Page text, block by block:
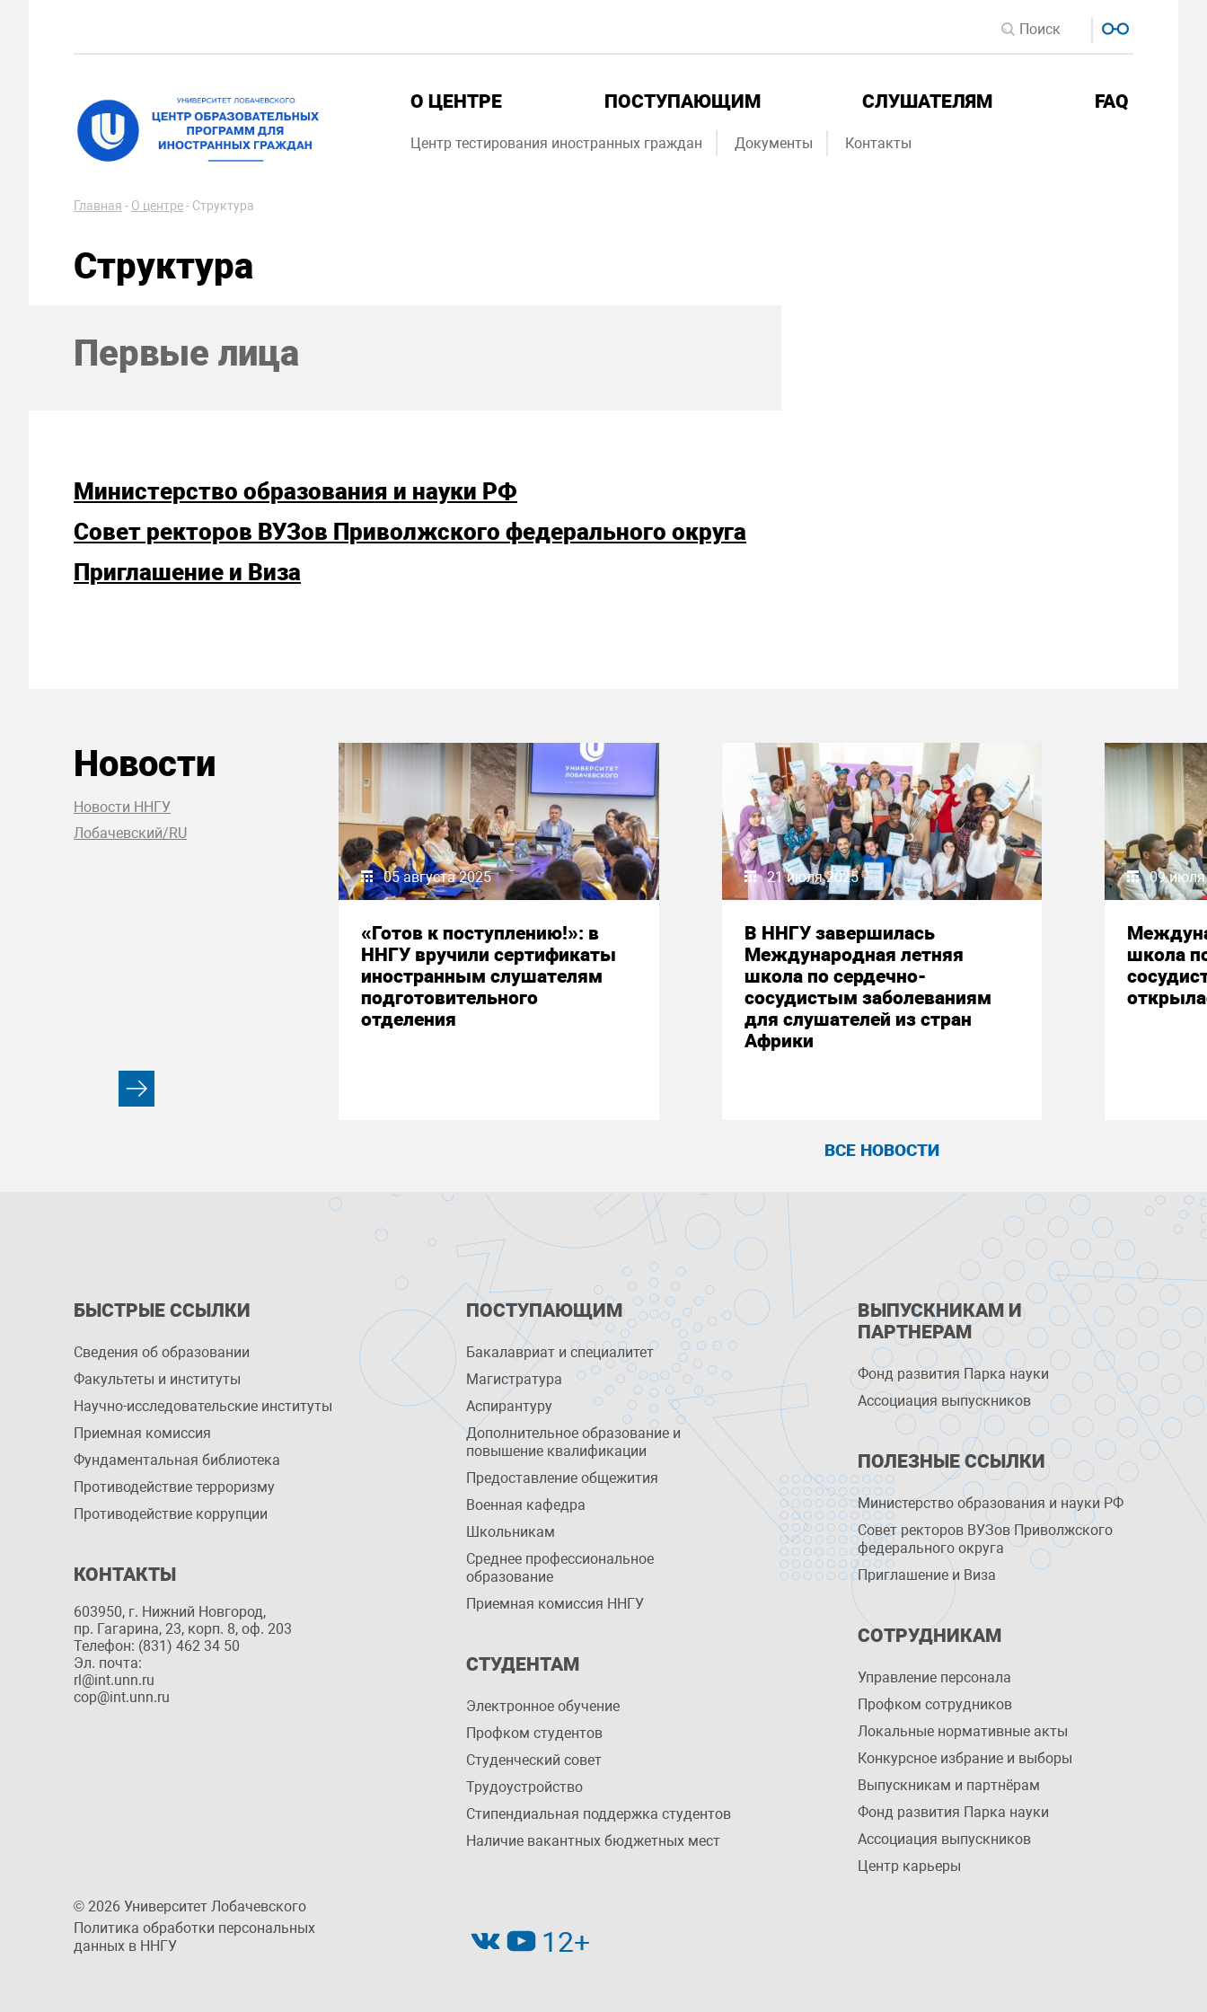
О ЦЕНТРЕ ПОСТУПАЮЩИМ СЛУШАТЕЛЯМ FAQ
Центр тестирования иностранных граждан Документы Контакты
Главная - О центре- Структура
Структура
Первые лица
Министерство образования и науки РФ
Совет ректоров ВУЗов Приволжского федерального округа
Приглашение и Виза
Новости
Новости ННГУ
Лобачевский/RU
05 августа 2025
«Готов к поступлению!»: в
ННГУ вручили сертификаты
иностранным слушателям
подготовительного
отделения
21 июля 2025
В ННГУ завершилась
Международная летняя
школа по сердечно-
сосудистым заболеваниям
для слушателей из стран
Африки
09
школа
ВСЕ НОВОСТИ
БЫСТРЫЕ ССЫЛКИ
Сведения об образовании
Факультеты и институты
Научно-исследовательские институты
Приемная комиссия
Фундаментальная библиотека
Противодействие терроризму
Противодействие коррупции
КОНТАКТЫ
603950, г. Нижний Новгород,
пр. Гагарина, 23, корп. 8, оф. 203
Телефон: (831) 462 34 50
Эл. почта:
rl@int.unn.ru
cop@int.unn.ru
ПОСТУПАЮЩИМ
Бакалавриат и специалитет
Магистратура
Аспирантуру
Дополнительное образование и
повышение квалификации
Предоставление общежития
Военная кафедра
Школьникам
Среднее профессиональное
образование
Приемная комиссия ННГУ
СТУДЕНТАМ
Электронное обучение
Профком студентов
Студенческий совет
Трудоустройство
Стипендиальная поддержка студентов
Наличие вакантных бюджетных мест
ВЫПУСКНИКАМ И
ПАРТНЕРАМ
Фонд развития Парка науки
Ассоциация выпускников
ПОЛЕЗНЫЕ ССЫЛКИ
Министерство образования и науки РФ
Совет ректоров ВУЗов Приволжского
федерального округа
Приглашение и Виза
СОТРУДНИКАМ
Управление персоналa
Профком сотрудников
Локальные нормативные акты
Конкурсное избрание и выборы
Выпускникам и партнёрам
Фонд развития Парка науки
Ассоциация выпускников
Центр карьеры
© 2026 Университет Лобачевского
Политика обработки персональных
данных в ННГУ
12+